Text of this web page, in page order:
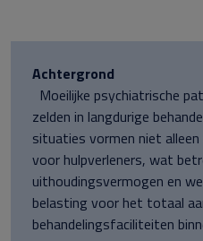
Achtergrond
Moeilijke psychiatrische
zelden in langdurige
situaties vormen niet
voor hulpverleners, wat
uithoudingsvermogen en
belasting voor het totaal
behandelingsfaciliteiten